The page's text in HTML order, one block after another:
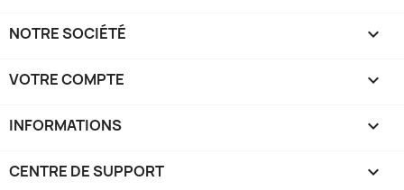
NOTRE SOCIÉTÉ 
VOTRE COMPTE 
INFORMATIONS keyboard_arrow_down
CENTRE DE SUPPORT 